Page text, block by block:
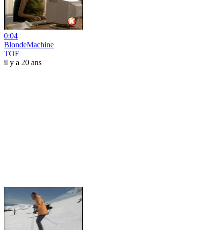
0:04
BlondeMachine
TOF
il y a 20 ans